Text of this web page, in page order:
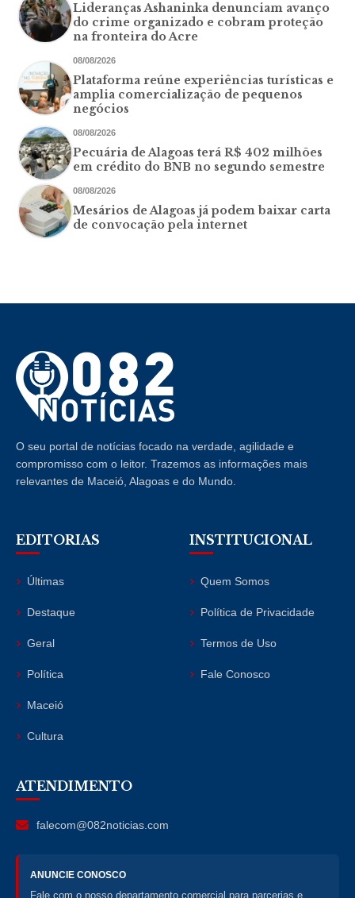
Lideranças Ashaninka denunciam avanço
do crime organizado e cobram proteção
na fronteira do Acre
08/08/2026
Plataforma reúne experiências turísticas e
amplia comercialização de pequenos
negócios
08/08/2026
Pecuária de Alagoas terá R$ 402 milhões
em crédito do BNB no segundo semestre
08/08/2026
Mesários de Alagoas já podem baixar carta
de convocação pela internet
O seu portal de notícias focado na verdade, agilidade e
compromisso com o leitor. Trazemos as informações mais
relevantes de Maceió, Alagoas e do Mundo.
EDITORIAS
Últimas
Destaque
Geral
Política
Maceió
Cultura
INSTITUCIONAL
Quem Somos
Política de Privacidade
Termos de Uso
Fale Conosco
ATENDIMENTO
falecom@082noticias.com
ANUNCIE CONOSCO
Fale com o nosso departamento comercial para parcerias e